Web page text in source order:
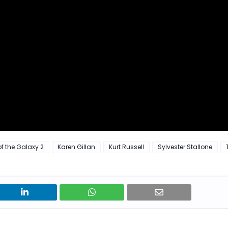
the Galaxy 2 Karen Gillan Kurt Russell Sylvester Stallone